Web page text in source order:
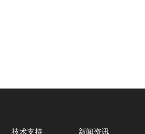
技术支持 新闻资讯